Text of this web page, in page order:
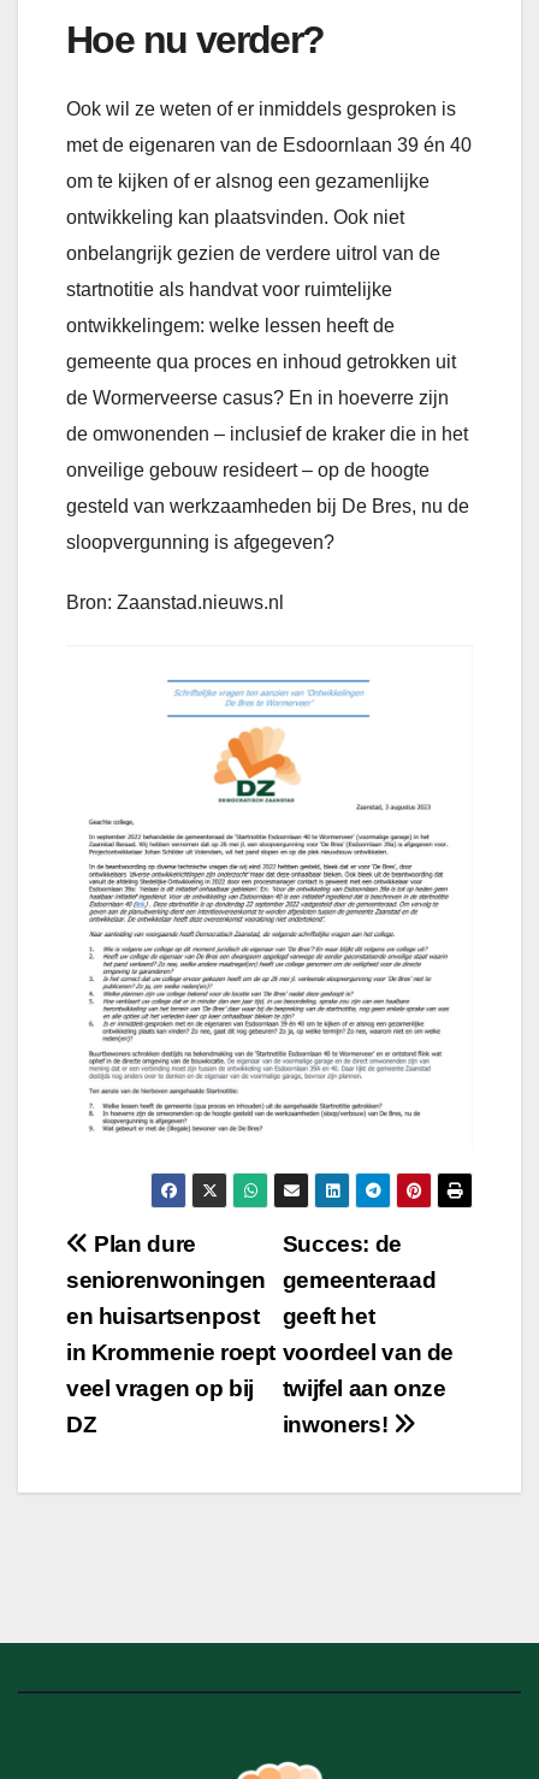
Hoe nu verder?
Ook wil ze weten of er inmiddels gesproken is
met de eigenaren van de Esdoornlaan 39 én 40
om te kijken of er alsnog een gezamenlijke
ontwikkeling kan plaatsvinden. Ook niet
onbelangrijk gezien de verdere uitrol van de
startnotitie als handvat voor ruimtelijke
ontwikkelingem: welke lessen heeft de
gemeente qua proces en inhoud getrokken uit
de Wormerveerse casus? En in hoeverre zijn
de omwonenden – inclusief de kraker die in het
onveilige gebouw resideert – op de hoogte
gesteld van werkzaamheden bij De Bres, nu de
sloopvergunning is afgegeven?
Bron: Zaanstad.nieuws.nl
Bericht
navigatie
Succes: de
gemeenteraad
geeft het
voordeel van de
twijfel aan onze
inwoners!
Plan dure
seniorenwoningen
en huisartsenpost
in Krommenie roept
veel vragen op bij
DZ